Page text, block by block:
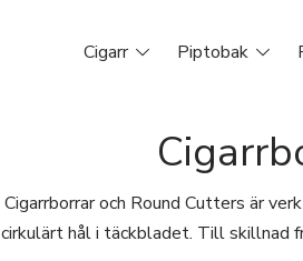
Cigarr Piptobak
Cigarrborrar och Round Cutters är
cirkulärt hål i täckbladet. Till skillnad